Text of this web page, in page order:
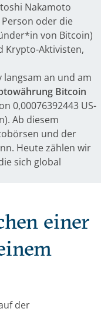
Nakamoto
oder die
von Bitcoin)
Krypto-Aktivisten,
an und am
Bitcoin
0,00076392443 US-
Ab diesem
und der
Heute zählen wir
sich global
einer
der